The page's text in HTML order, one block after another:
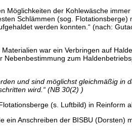
Möglichkeiten der Kohlewäsche
Schlämmen (sog. Flotationsberge)
werden konnten.“ (nach:
war ein Verbringen auf
zum
und sind möglichst gleichmäßig in
wird.“ (NB 30(2) )
(s. Luftbild) in Reinform
Anschreiben der BISBU (Dorsten)